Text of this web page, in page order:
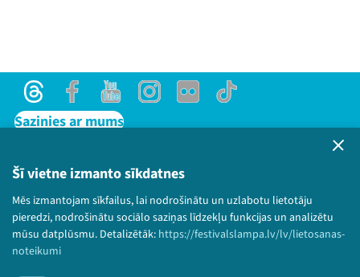
Šī vietne izmanto sīkdatnes
Mēs izmantojam sīkfailus, lai nodrošinātu un uzlabotu lietotāju
pieredzi, nodrošinātu sociālo saziņas līdzekļu funkcijas un analizētu
mūsu datplūsmu. Detalizētāk: https://festivalslampa.lv/lv/lietosanas-
noteikumi
ThreadsFacebookYoutubeInstagram
Flick TikTok
Sazinies ar mums
Lietošanas noteikumi un sīkdatņu politika
Bērnu aizsardzības politika
© 2026 Sarunu festivāls LAMPA Visas tiesības
paturētas.